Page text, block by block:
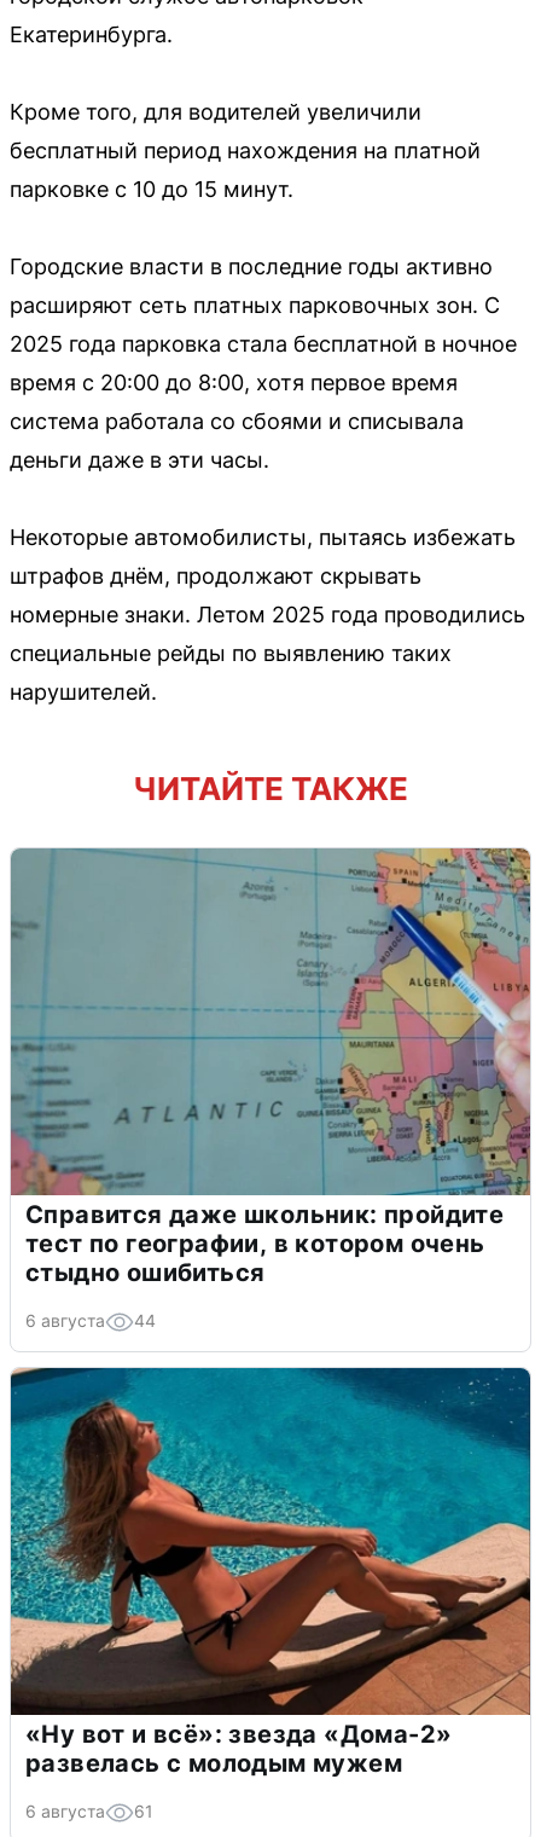
Екатеринбурга.
Кроме того, для водителей увеличили
бесплатный период нахождения на платной
парковке с 10 до 15 минут.
Городские власти в последние годы активно
расширяют сеть платных парковочных зон. С
2025 года парковка стала бесплатной в ночное
время с 20:00 до 8:00, хотя первое время
система работала со сбоями и списывала
деньги даже в эти часы.
Некоторые автомобилисты, пытаясь избежать
штрафов днём, продолжают скрывать
номерные знаки. Летом 2025 года проводились
специальные рейды по выявлению таких
нарушителей.
ЧИТАЙТЕ ТАКЖЕ
Справится даже школьник: пройдите
тест по географии, в котором очень
стыдно ошибиться
6 августа 44
«Ну вот и всё»: звезда «Дома-2»
развелась с молодым мужем
6 августа 61